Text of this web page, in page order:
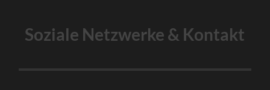
Soziale Netzwerke & Kontakt